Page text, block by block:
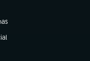
aba)
aba)